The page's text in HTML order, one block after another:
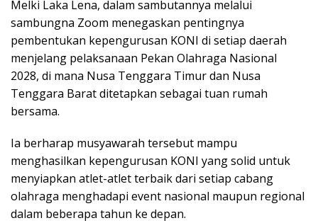
Melki Laka Lena, dalam sambutannya melalui
sambungna Zoom menegaskan pentingnya
pembentukan kepengurusan KONI di setiap daerah
menjelang pelaksanaan Pekan Olahraga Nasional
2028, di mana Nusa Tenggara Timur dan Nusa
Tenggara Barat ditetapkan sebagai tuan rumah
bersama.
Ia berharap musyawarah tersebut mampu
menghasilkan kepengurusan KONI yang solid untuk
menyiapkan atlet-atlet terbaik dari setiap cabang
olahraga menghadapi event nasional maupun regional
dalam beberapa tahun ke depan.